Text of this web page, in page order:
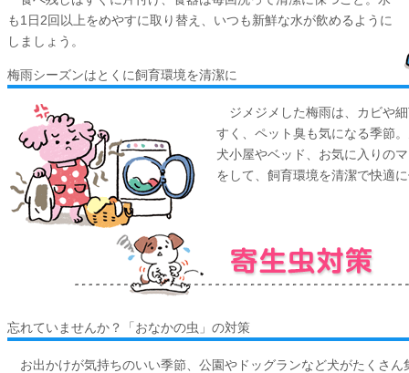
も1日2回以上をめやすに取り替え、いつも新鮮な水が飲めるように
しましょう。
梅雨シーズンはとくに飼育環境を清潔に
ジメジメした梅雨は、カビや
すく、ペット臭も気になる季節
犬小屋やベッド、お気に入りの
をして、飼育環境を清潔で快適
忘れていませんか？「おなかの虫」の対策
お出かけが気持ちのいい季節、公園やドッグランなど犬がたくさん